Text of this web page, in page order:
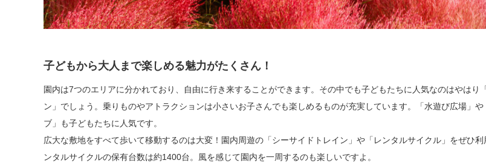
子どもから大人まで楽しめる魅力がたくさん！
園内は7つのエリアに分かれており、自由に行き来することができます。その中でも子どもたちに人気なのはやはり
ン」でしょう。乗りものやアトラクションは小さいお子さんでも楽しめるものが充実しています。「水遊び広場」
ブ」も子どもたちに人気です。
広大な敷地をすべて歩いて移動するのは大変！園内周遊の「シーサイドトレイン」や「レンタルサイクル」をぜひ
ンタルサイクルの保有台数は約1400台。風を感じて園内を一周するのも楽しいですよ。